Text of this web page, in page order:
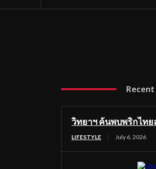
วิทยาฯ ค้นพบพริกไท
LIFESTYLE July 6, 2026